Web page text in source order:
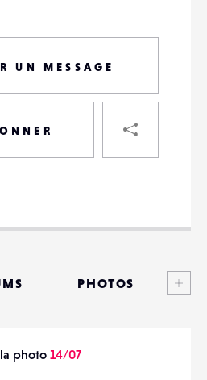
UN MESSAGE
DESTINATAIRE
VOTRE
VOTRE
PHOTOS
photo 14/07